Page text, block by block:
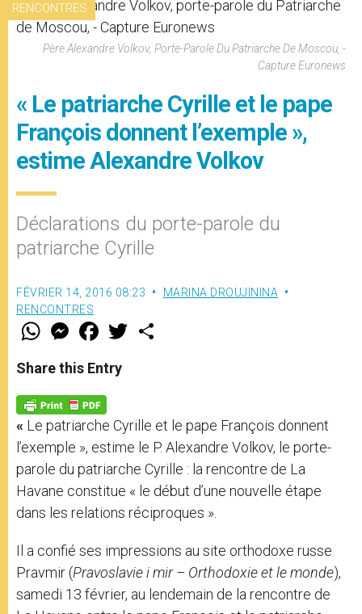
RENCONTRES
Père Alexandre Volkov, Porte-Parole Du Patriarche De Moscou, -
Capture Euronews
« Le patriarche Cyrille et le pape
François donnent l’exemple »,
estime Alexandre Volkov
Déclarations du porte-parole du
patriarche Cyrille
FÉVRIER 14, 2016 08:23
MARINA DROUJININA
RENCONTRES
W
t
s
p
p
M
e
s
e
g
e
r
F
a
e
b
o
k
w
Share this Entry
« Le patriarche Cyrille et le pape François donnent
l’exemple », estime le P. Alexandre Volkov, le porte-
parole du patriarche Cyrille : la rencontre de La
Havane constitue « le début d’une nouvelle étape
dans les relations réciproques ».
Il a confié ses impressions au site orthodoxe russe
Pravmir (Pravoslavie i mir – Orthodoxie et le monde),
samedi 13 février, au lendemain de la rencontre de